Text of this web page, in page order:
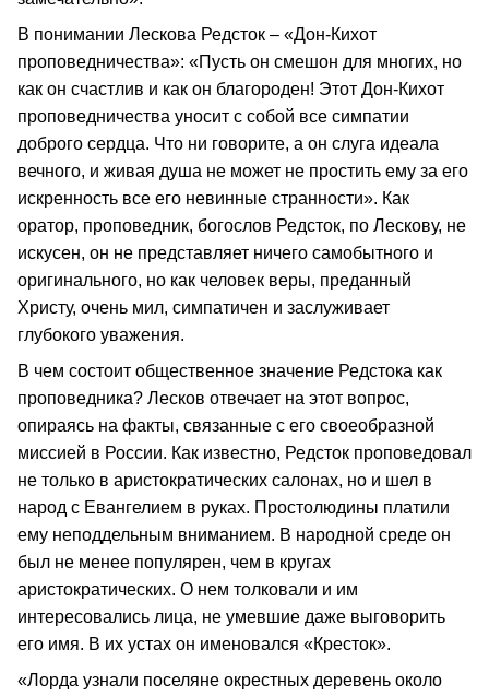
В понимании Лескова Редсток – «Дон-Кихот
проповедничества»: «Пусть он смешон для многих, но
как он счастлив и как он благороден! Этот Дон-Кихот
проповедничества уносит с собой все симпатии
доброго сердца. Что ни говорите, а он слуга идеала
вечного, и живая душа не может не простить ему за его
искренность все его невинные странности». Как
оратор, проповедник, богослов Редсток, по Лескову, не
искусен, он не представляет ничего самобытного и
оригинального, но как человек веры, преданный
Христу, очень мил, симпатичен и заслуживает
глубокого уважения.
В чем состоит общественное значение Редстока как
проповедника? Лесков отвечает на этот вопрос,
опираясь на факты, связанные с его своеобразной
миссией в России. Как известно, Редсток проповедовал
не только в аристократических салонах, но и шел в
народ с Евангелием в руках. Простолюдины платили
ему неподдельным вниманием. В народной среде он
был не менее популярен, чем в кругах
аристократических. О нем толковали и им
интересовались лица, не умевшие даже выговорить
его имя. В их устах он именовался «Кресток».
«Лорда узнали поселяне окрестных деревень около